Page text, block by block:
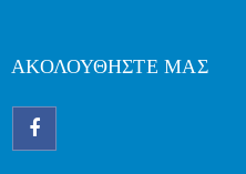
ΑΚΟΛΟΥΘΗΣΤΕ ΜΑΣ